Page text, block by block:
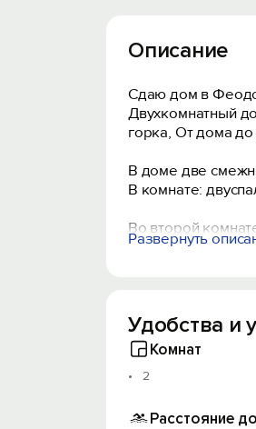
Описание
Сдаю дом в
Двухкомнатный
горка, От дома
В доме две
В комнате:
Во второй
На кухне есть вся
относятся именно
Развернуть
Удобства и
Комнат
2
Расстояние